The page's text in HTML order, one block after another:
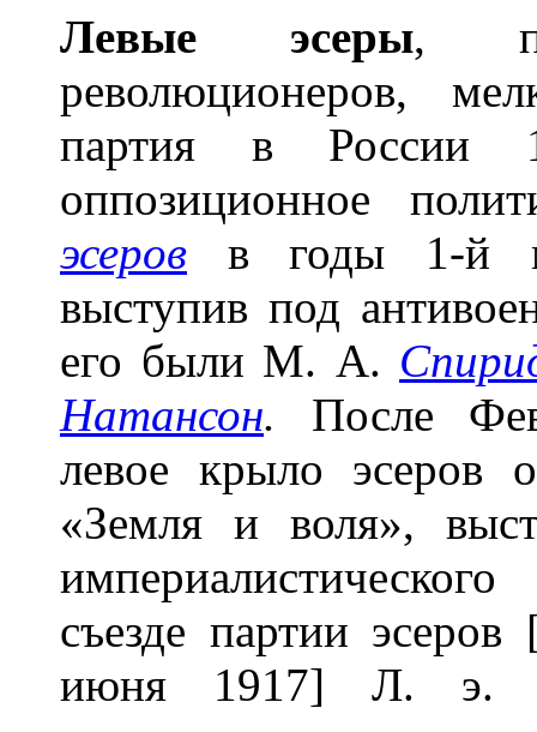
Левые эсеры,
революционеров,
партия в России
оппозиционное
эсеров в годы 1-й
выступив под
его были М. А.
Натансон. После
левое крыло эсеров
«Земля и воля»,
съезде партии
июня 1917] Л. э.